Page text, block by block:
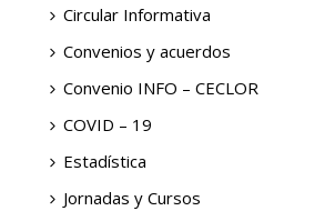
Circular Informativa
Convenios y acuerdos
Convenio INFO – CECLOR
COVID – 19
Estadística
Jornadas y Cursos